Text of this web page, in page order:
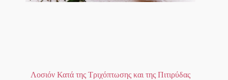
Λοσιόν Κατά της Τριχόπτωσης και της Πιτιρύδας